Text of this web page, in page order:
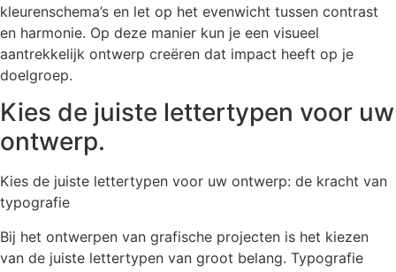
kleurenschema’s en let op het evenwicht tussen contrast
en harmonie. Op deze manier kun je een visueel
aantrekkelijk ontwerp creëren dat impact heeft op je
doelgroep.
Kies de juiste lettertypen voor uw
ontwerp.
Kies de juiste lettertypen voor uw ontwerp: de kracht van
typografie
Bij het ontwerpen van grafische projecten is het kiezen
van de juiste lettertypen van groot belang. Typografie